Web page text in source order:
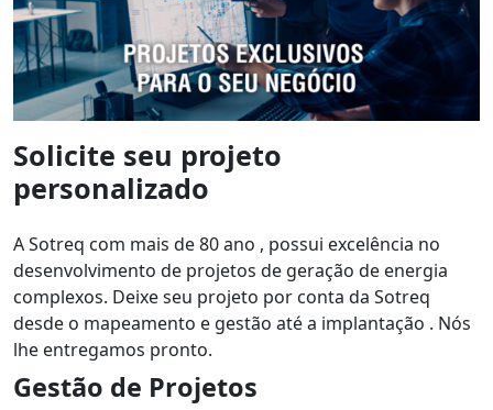
Solicite seu projeto
personalizado
A Sotreq com mais de 80 ano , possui excelência no
desenvolvimento de projetos de geração de energia
complexos. Deixe seu projeto por conta da Sotreq
desde o mapeamento e gestão até a implantação . Nós
lhe entregamos pronto.
Gestão de Projetos